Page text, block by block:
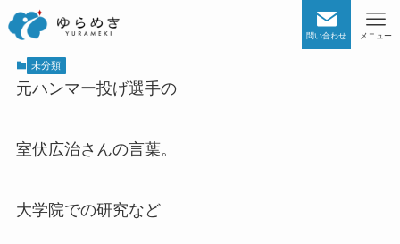
問い合わせ メニュー
未分類
元ハンマー投げ選手の
室伏広治さんの言葉。
大学院での研究など